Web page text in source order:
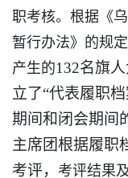
职考核。根据《
暂行办法》的规
产生的132名旗
立了“代表履职
期间和闭会期间
主席团根据履职
考评， 考评结果